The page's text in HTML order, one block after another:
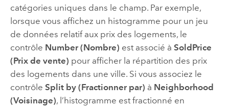
catégories uniques dans le champ. Par exemple,
lorsque vous affichez un histogramme pour un jeu
de données relatif aux prix des logements, le
contrôle Number (Nombre) est associé à SoldPrice
(Prix de vente) pour afficher la répartition des prix
des logements dans une ville. Si vous associez le
contrôle Split by (Fractionner par) à Neighborhood
(Voisinage), l’histogramme est fractionné en